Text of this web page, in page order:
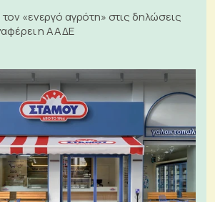
«ενεργό αγρότη» στις δηλώσεις
η ΑΑΔΕ